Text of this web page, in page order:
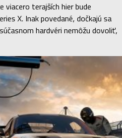
terajších hier bude
X. Inak povedané, dočkajú sa
hardvéri nemôžu dovoliť,